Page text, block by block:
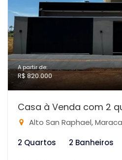
A partir de:
R$ 820.000
Casa à Venda com 2
Alto San Raphael,
2 Quartos
2 Banheiros